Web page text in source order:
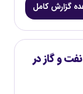
گزارش کامل
و گاز در